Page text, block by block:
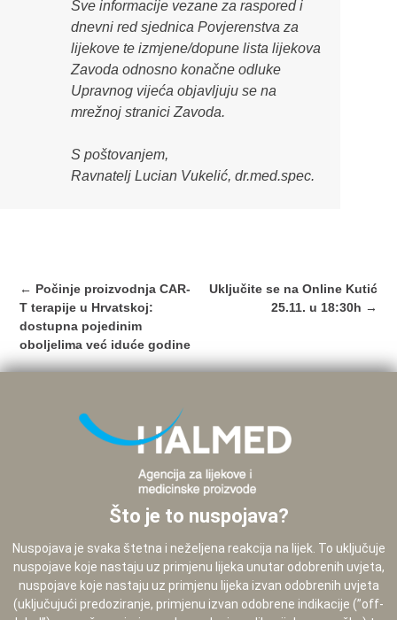
Sve informacije vezane za raspored i
dnevni red sjednica Povjerenstva za
lijekove te izmjene/dopune lista lijekova
Zavoda odnosno konačne odluke
Upravnog vijeća objavljuju se na
mrežnoj stranici Zavoda.
S poštovanjem,
Ravnatelj Lucian Vukelić, dr.med.spec.
Post
navigation
← Počinje proizvodnja CAR-
T terapije u Hrvatskoj:
dostupna pojedinim
oboljelima već iduće godine
Uključite se na Online Kutić
25.11. u 18:30h →
Što je to nuspojava?
Nuspojava je svaka štetna i neželjena reakcija na lijek. To uključuje
nuspojave koje nastaju uz primjenu lijeka unutar odobrenih uvjeta,
nuspojave koje nastaju uz primjenu lijeka izvan odobrenih uvjeta
(uključujući predoziranje, primjenu izvan odobrene indikacije (”off-